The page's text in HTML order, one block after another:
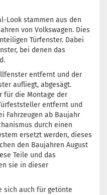
Look stammen aus den
von Volkswagen. Dies
Türfenster. Dabei
bei denen das
entfernt und der
aufliegt, abgesägt.
für die Montage der
entfernt und
Fahrzeugen ab Baujahr
durch einen
ersetzt werden, dieses
den Baujahren August
Teile und das
sie in dieser
sich auch für getönte